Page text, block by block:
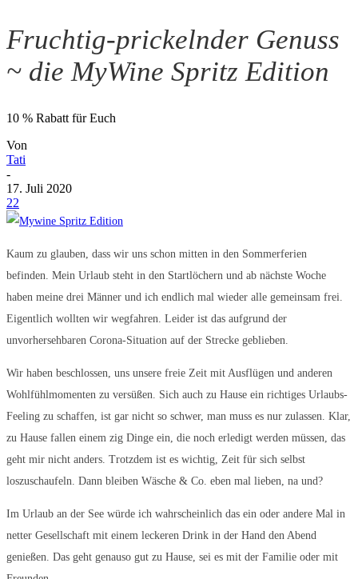
Fruchtig-prickelnder Genuss
~ die MyWine Spritz Edition
10 % Rabatt für Euch
Von
Tati
-
17. Juli 2020
22
Kaum zu glauben, dass wir uns schon mitten in den Sommerferien
befinden. Mein Urlaub steht in den Startlöchern und ab nächste Woche
haben meine drei Männer und ich endlich mal wieder alle gemeinsam frei.
Eigentlich wollten wir wegfahren. Leider ist das aufgrund der
unvorhersehbaren Corona-Situation auf der Strecke geblieben.
Wir haben beschlossen, uns unsere freie Zeit mit Ausflügen und anderen
Wohlfühlmomenten zu versüßen. Sich auch zu Hause ein richtiges Urlaubs-
Feeling zu schaffen, ist gar nicht so schwer, man muss es nur zulassen. Klar,
zu Hause fallen einem zig Dinge ein, die noch erledigt werden müssen, das
geht mir nicht anders. Trotzdem ist es wichtig, Zeit für sich selbst
loszuschaufeln. Dann bleiben Wäsche & Co. eben mal lieben, na und?
Im Urlaub an der See würde ich wahrscheinlich das ein oder andere Mal in
netter Gesellschaft mit einem leckeren Drink in der Hand den Abend
genießen. Das geht genauso gut zu Hause, sei es mit der Familie oder mit